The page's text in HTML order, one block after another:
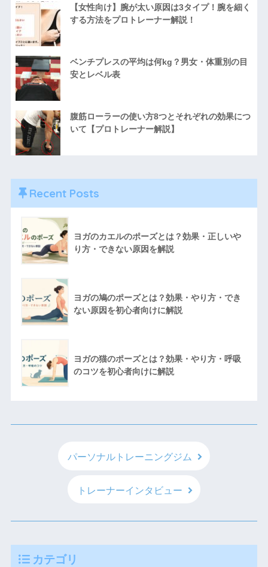
【女性向け】腕が太い原因は3タイプ！腕を細く
する方法をプロトレーナー解説！
ベンチプレスの平均は何kg？男女・体重別の目
安とレベル表
腹筋ローラーの使い方8つとそれぞれの効果につ
いて【プロトレーナー解説】
Recent Posts
ヨガのカエルのポーズとは？効果・正しいや
り方・できない原因を解説
ヨガの鳩のポーズとは？効果・やり方・でき
ない原因を初心者向けに解説
ヨガの猫のポーズとは？効果・やり方・呼吸
のコツを初心者向けに解説
パーソナルトレーニングジム
トレーナーインタビュー
カテゴリ